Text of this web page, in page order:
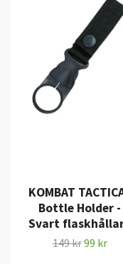
KOMBAT
Bottle Holder -
Svart
149 kr99 kr